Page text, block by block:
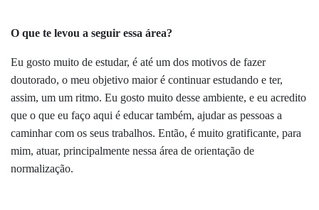
O que te levou a seguir essa área?
Eu gosto muito de estudar, é até um dos motivos de fazer
doutorado, o meu objetivo maior é continuar estudando e ter,
assim, um um ritmo. Eu gosto muito desse ambiente, e eu acredito
que o que eu faço aqui é educar também, ajudar as pessoas a
caminhar com os seus trabalhos. Então, é muito gratificante, para
mim, atuar, principalmente nessa área de orientação de
normalização.